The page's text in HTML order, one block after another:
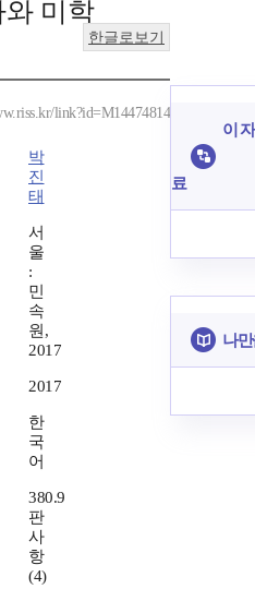
미학
한글로보기
link?id=M14474814
박
진
태
서
울
:
민
속
원,
2017
2017
한
국
어
380.9
판
사
항
(4)
이
료
나